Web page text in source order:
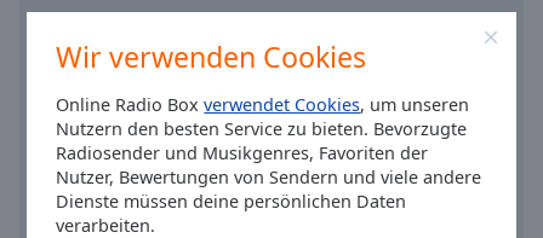
Wir verwenden Cookies
Online Radio Boxverwendet Cookies, um unseren
Nutzern den besten Service zu bieten. Bevorzugte
Radiosender und Musikgenres, Favoriten der
Nutzer, Bewertungen von Sendern und viele andere
Dienste müssen deine persönlichen Daten
verarbeiten.
Background
Opacity